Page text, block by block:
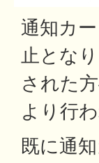
通知カ
止とな
された
より行
既に通